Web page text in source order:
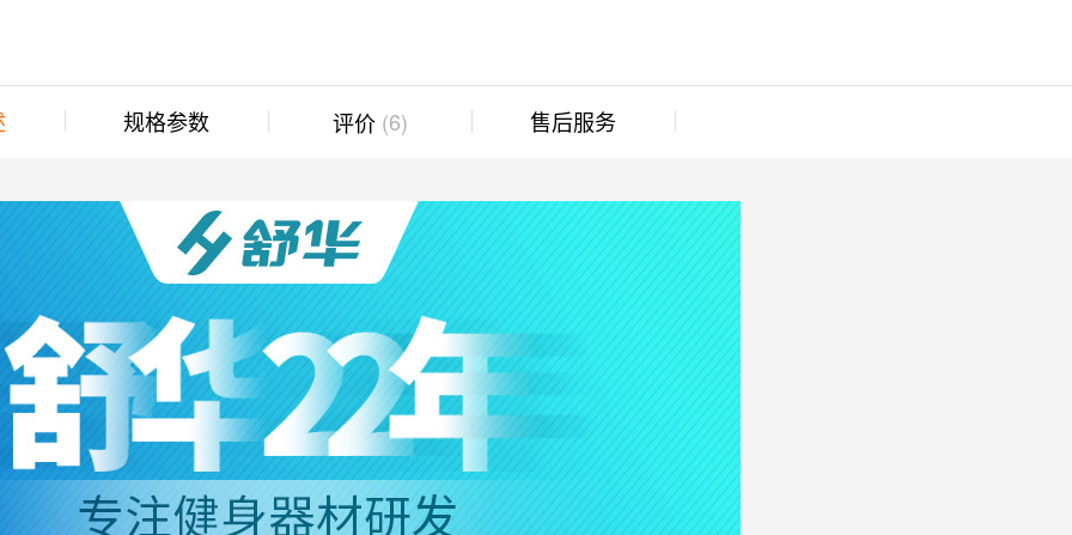
规格参数 评价 (6) 售后服务